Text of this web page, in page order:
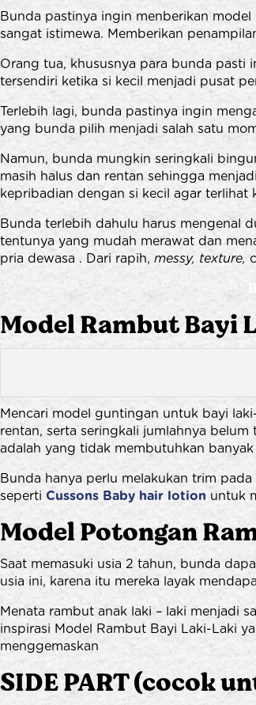
Bunda pastinya ingin menberikan
sangat istimewa. Memberikan
Orang tua, khususnya para bunda pasti
tersendiri ketika si kecil menjadi pusat
Terlebih lagi, bunda pastinya ingin
yang bunda pilih menjadi salah satu
Namun, bunda mungkin seringkali
masih halus dan rentan sehingga
kepribadian dengan si kecil agar terlihat
Bunda terlebih dahulu harus mengenal
tentunya yang mudah merawat dan
pria dewasa . Dari rapih, messy, texture,c
Model Rambut Bayi
Mencari model guntingan untuk bayi
rentan, serta seringkali jumlahnya
adalah yang tidak membutuhkan
Bunda hanya perlu melakukan trim
seperti Cussons Baby hair lotion untuk
ModelPotongan
Saat memasuki usia 2 tahun, bunda
usia ini, karena itu mereka layak
Menata rambut anak laki – laki menjadi
inspirasi Model Rambut Bayi Laki-Laki
menggemaskan
SIDE PART (cocok